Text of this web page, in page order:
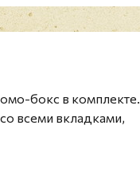
бокс в комплекте.
всеми вкладками,